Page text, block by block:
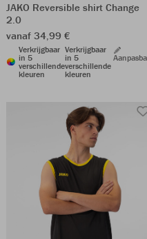
JAKO Reversible shirt Change
2.0
vanaf 34,99 €
Verkrijgbaar
in 5
verschillende
kleuren
Verkrijgbaar
in 5
verschillende
kleuren